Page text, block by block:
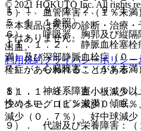
５）． 血管障害：（１％未満
６）． 呼吸器、胸郭及び縦隔
出血。
７）． 心臓障害：（１％未満
８）． 神経系障害：（１％以
性めまい、（１％未満）傾眠。
９）． 代謝及び栄養障害：（
１．１、９．１．２、９．１．
５．１．１参照〕。
１１．１．２． 静脈血栓塞栓
満）及び深部静脈血栓症（０
栓症があらわれることがある
１１．１．３． 血小板減少（
少（ヘモグロビン減少０．９
減少（０．７％）、好中球減少
© 2021 HOKUTO Inc. All rights
※本製品は疾病の診断・治療・
ではありません。
利用規約プライバシーポリシー